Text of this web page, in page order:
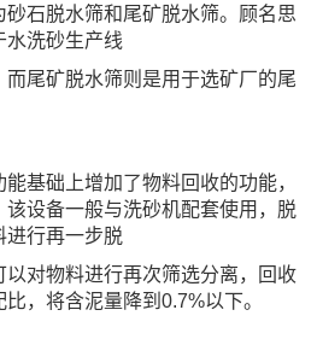
石脱水筛和尾矿脱水筛。顾名思
水洗砂生产线
而尾矿脱水筛则是用于选矿厂的尾
基础上增加了物料回收的功能，
设备一般与洗砂机配套使用，脱
进行再一步脱
对物料进行再次筛选分离，回收
，将含泥量降到0.7%以下。